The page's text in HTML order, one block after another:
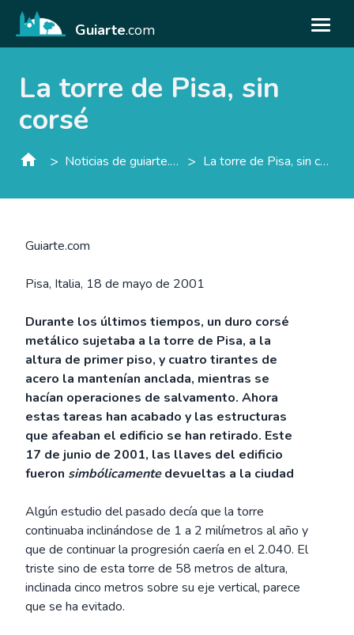
Guiarte.com
La torre de Pisa, sin
corsé
> Noticias de guiarte.con > La torre de Pisa, sin corsé
Guiarte.com
Pisa, Italia, 18 de mayo de 2001
Durante los últimos tiempos, un duro corsé
metálico sujetaba a la torre de Pisa, a la
altura de primer piso, y cuatro tirantes de
acero la mantenían anclada, mientras se
hacían operaciones de salvamento. Ahora
estas tareas han acabado y las estructuras
que afeaban el edificio se han retirado. Este
17 de junio de 2001, las llaves del edificio
fueron simbólicamentedevueltas a la ciudad
Algún estudio del pasado decía que la torre
continuaba inclinándose de 1 a 2 milímetros al año y
que de continuar la progresión caería en el 2.040. El
triste sino de esta torre de 58 metros de altura,
inclinada cinco metros sobre su eje vertical, parece
que se ha evitado.